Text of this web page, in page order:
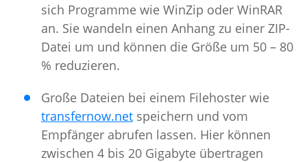
sich Programme wie WinZip oder WinRAR
an. Sie wandeln einen Anhang zu einer ZIP-
Datei um und können die Größe um 50 – 80
% reduzieren.
Große Dateien bei einem Filehoster wie
transfernow.net speichern und vom
Empfänger abrufen lassen. Hier können
zwischen 4 bis 20 Gigabyte übertragen